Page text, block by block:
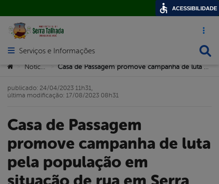
Acesso
Abrir menu principal de navegação
Serviços e Informações
Você está aqui:
> Notícias >
Casa de Passagem
promove campanha de luta
pela população em
publicado: 24/04/2023 11h31,
última modificação: 17/08/2023 08h31
ACESSIBILIDADE